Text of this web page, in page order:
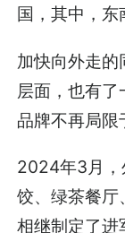
国，其中，东
加快向外走
层面，也有
品牌不再局限
2024年3月，
饺、绿茶餐厅
相继制定了进